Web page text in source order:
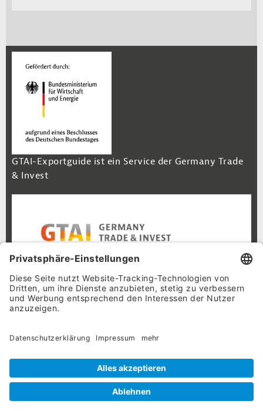
GTAI-Exportguide ist ein Service der Germany Trade
& Invest
Footer Navigation
Inhalt
Cookie-Einstellungen
Datenschutz
© 2026 GTAI-Exportguide